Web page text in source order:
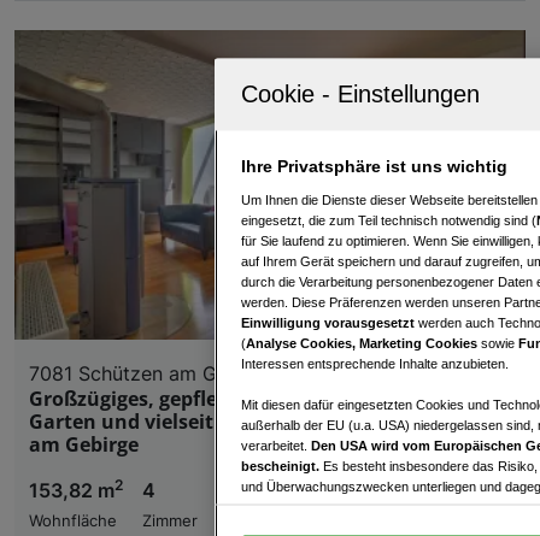
7081 Schützen am Gebirge
Großzügiges, gepflegtes Wohnhaus mit diskretem
Garten und vielseitiger Hobbyhalle in Schützen
am Gebirge
153,82 m2
Wohnfläche
4
Zimmer
€ 395.000,00
Ihre Privatsphäre ist uns wichtig
Um Ihnen die Dienste dieser Webseite
eingesetzt, die zum Teil technisch notwendig sind (
für Sie laufend zu optimieren. Wenn Sie
auf Ihrem Gerät speichern und darauf zugreifen,
durch die Verarbeitung personenbezogener
werden. Diese Präferenzen werden unseren
Einwilligung vorausgesetzt werden auch
(Analyse Cookies, Marketing Cookies sowie
Interessen entsprechende Inhalte anzubieten.
Mit diesen dafür eingesetzten Cookies und
außerhalb der EU (u.a. USA) niedergelassen
verarbeitet. Den USA wird vom Europäischen
bescheinigt. Es besteht insbesondere das
und Überwachungszwecken unterliegen und